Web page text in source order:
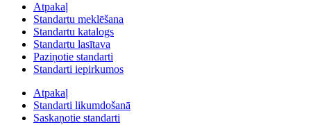
Atpakaļ
Standartu meklēšana
Standartu katalogs
Standartu lasītava
Paziņotie standarti
Standarti iepirkumos
Atpakaļ
Standarti likumdošanā
Saskaņotie standarti